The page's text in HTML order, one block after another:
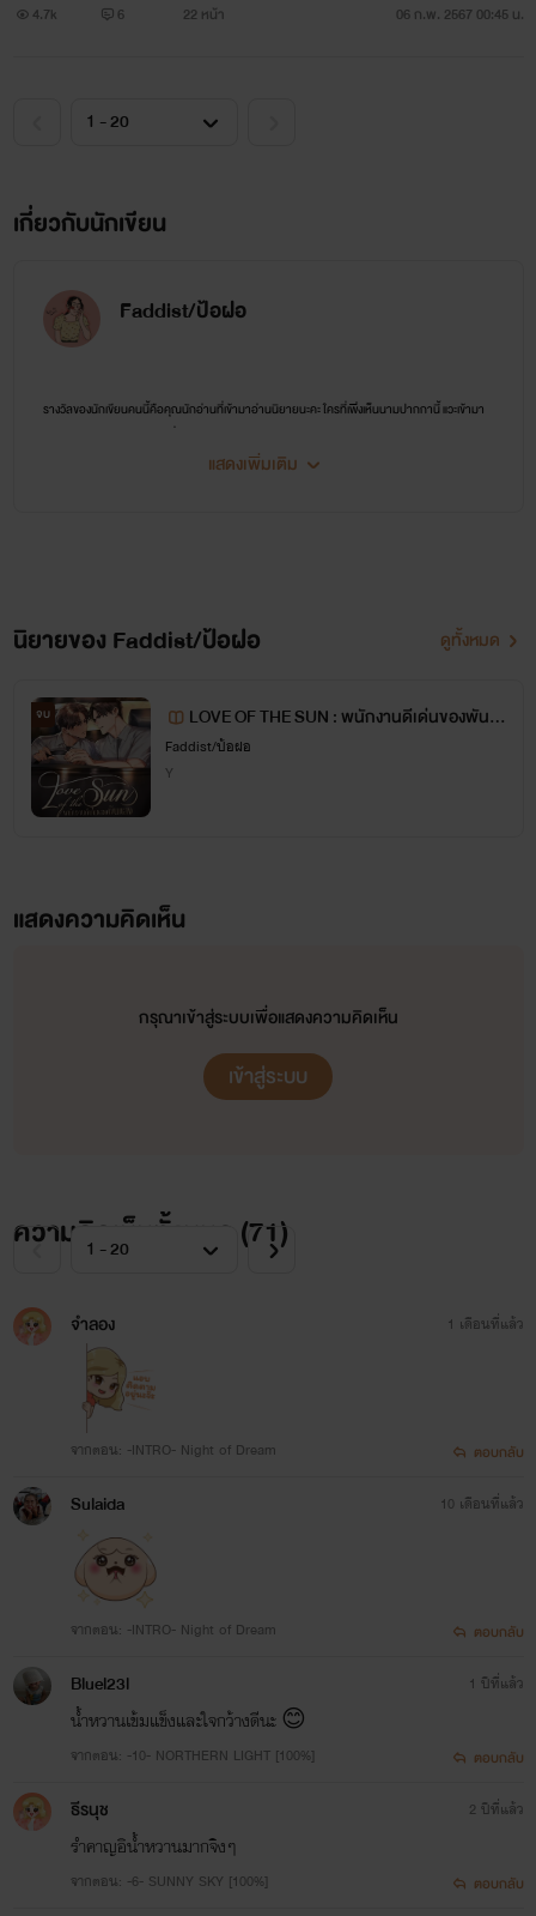
4.7k 6 22 หน้า 06 ก.พ. 2567 00:45 น.
เกี่ยวกับนักเขียน
Faddist/ป้อฝอ
รางวัลของนักเขียนคนนี้คือคุณนักอ่านที่เข้ามาอ่านนิยายนะคะ ใครที่เพิ่งเห็นนามปากกานี้ แวะเข้ามา
เติมนิยายวายได้น้า มีหลายเรื่องราวหลายรสชาติให้ชิมค่ะ
แสดงเพิ่มเติม
นิยายของ Faddist/ป้อฝอ ดูทั้งหมด
จบ
LOVE OF THE SUN : พนักงานดีเด่นของพันแส
ง
Faddist/ป้อฝอ
Y
แสดงความคิดเห็น
กรุณาเข้าสู่ระบบเพื่อแสดงความคิดเห็น
เข้าสู่ระบบ
ความคิดเห็นทั้งหมด (71)
จำลอง
จากตอน: -INTRO- Night of Dream
1 เดือนที่แล้ว
ตอบกลับ
Sulaida
จากตอน: -INTRO- Night of Dream
10 เดือนที่แล้ว
ตอบกลับ
Bluel23l
น้ำหวานเข้มแข็งและใจกว้างดีนะ 😊
จากตอน: -10- NORTHERN LIGHT [100%]
1 ปีที่แล้ว
ตอบกลับ
ธีรนุช
รำคาญอิน้ำหวานมากจิงๆ
จากตอน: -6- SUNNY SKY [100%]
2 ปีที่แล้ว
ตอบกลับ